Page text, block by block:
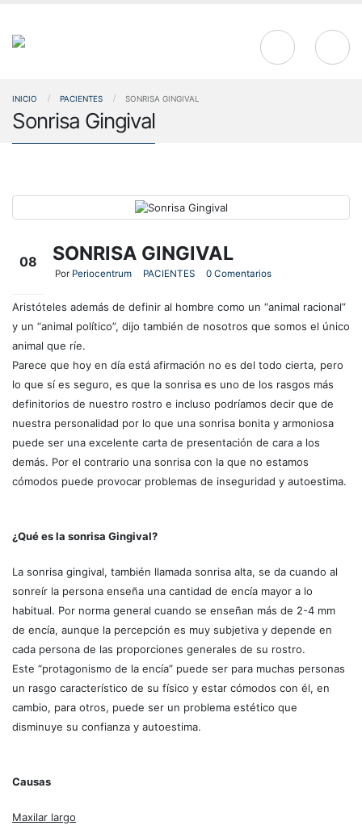
INICIO PACIENTES SONRISA GINGIVAL
Sonrisa Gingival
08 SONRISA GINGIVAL
Por Periocentrum PACIENTES 0 Comentarios
Aristóteles además de definir al hombre como un “animal racional”
y un “animal político”, dijo también de nosotros que somos el único
animal que ríe.
Parece que hoy en día está afirmación no es del todo cierta, pero
lo que sí es seguro, es que la sonrisa es uno de los rasgos más
definitorios de nuestro rostro e incluso podríamos decir que de
nuestra personalidad por lo que una sonrisa bonita y armoniosa
puede ser una excelente carta de presentación de cara a los
demás. Por el contrario una sonrisa con la que no estamos
cómodos puede provocar problemas de inseguridad y autoestima.
¿Qué es la sonrisa Gingival?
La sonrisa gingival, también llamada sonrisa alta, se da cuando al
sonreír la persona enseña una cantidad de encía mayor a lo
habitual. Por norma general cuando se enseñan más de 2-4 mm
de encía, aunque la percepción es muy subjetiva y depende en
cada persona de las proporciones generales de su rostro.
Este “protagonismo de la encía” puede ser para muchas personas
un rasgo característico de su físico y estar cómodos con él, en
cambio, para otros, puede ser un problema estético que
disminuye su confianza y autoestima.
Causas
Maxilar largo